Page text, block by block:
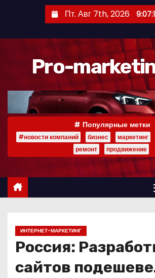
р
Пт. Авг 7th, 2026
Pro-
Популярные метки
#новости компаний бизнес маркетинг
ремонт
продвижение
ИНТЕРНЕТ-МАРКЕТИНГ
Россия:
сайтов